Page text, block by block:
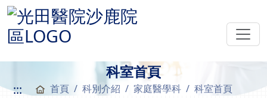
科室首頁
::: 首頁 科別介紹 家庭醫學科 科室首頁